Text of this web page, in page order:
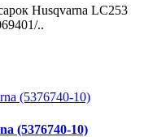
Husqvarna LC253
..
(5376740-10)